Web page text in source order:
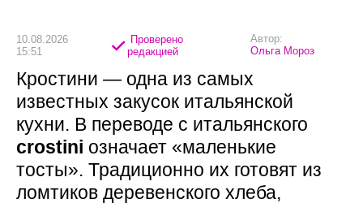
10.08.2026
15:51
Проверено
редакцией
Автор:
Ольга Мороз
Кростини — одна из самых
известных закусок итальянской
кухни. В переводе с итальянского
crostini означает «маленькие
тосты». Традиционно их готовят из
ломтиков деревенского хлеба,